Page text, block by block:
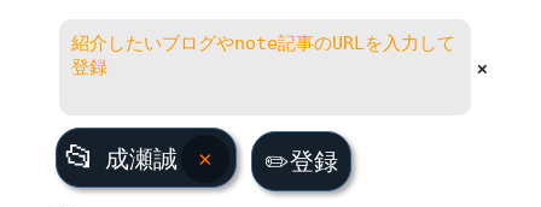
×
📂
成瀬誠
× ✏️登録